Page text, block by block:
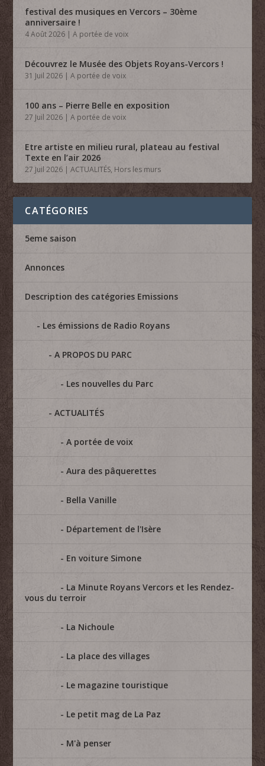
festival des musiques en Vercors – 30ème
anniversaire !
4 Août 2026 |A portée de voix
Découvrez le Musée des Objets Royans-Vercors !
31 Juil 2026 |A portée de voix
100 ans – Pierre Belle en exposition
27 Juil 2026 |A portée de voix
Etre artiste en milieu rural, plateau au festival
Texte en l’air 2026
27 Juil 2026 |ACTUALITÉS, Hors les murs
CATÉGORIES
5eme saison
Annonces
Description des catégories Emissions
Les émissions de Radio Royans
A PROPOS DU PARC
Les nouvelles du Parc
ACTUALITÉS
A portée de voix
Aura des pâquerettes
Bella Vanille
Département de l'Isère
En voiture Simone
La Minute Royans Vercors et les Rendez-
vous du terroir
La Nichoule
La place des villages
Le magazine touristique
Le petit mag de La Paz
M'à penser